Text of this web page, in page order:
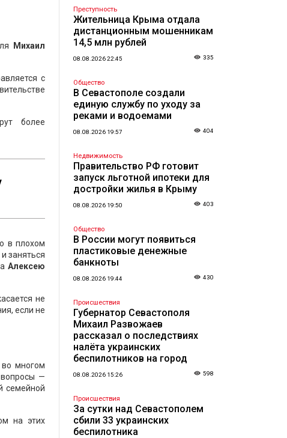
Михаил
с
более
в плохом
заняться
Алексею
не
если не
многом
—
семейной
на этих
Преступность
Жительница Крыма отдала
дистанционным мошенникам
14,5 млн рублей
08.08.2026 22:45 335
Общество
В Севастополе создали
единую службу по уходу за
реками и водоемами
08.08.2026 19:57 404
Недвижимость
Правительство РФ готовит
запуск льготной ипотеки для
достройки жилья в Крыму
08.08.2026 19:50 403
Общество
В России могут появиться
пластиковые денежные
банкноты
08.08.2026 19:44 430
Происшествия
Губернатор Севастополя
Михаил Развожаев
рассказал о последствиях
налёта украинских
беспилотников на город
08.08.2026 15:26 598
Происшествия
За сутки над Севастополем
сбили 33 украинских
беспилотника